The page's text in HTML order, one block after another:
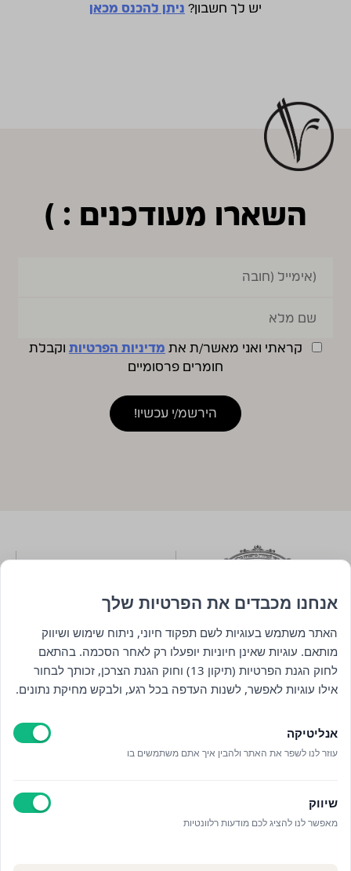
יש לך חשבון? ניתן להכנס מכאן
השארו מעודכנים : )
קראתי ואני מאשר/ת את מדיניות הפרטיות וקבלת
חומרים פרסומיים
ניווט
כללי
אנחנו מכבדים את הפרטיות שלך
האתר משתמש בעוגיות לשם תפקוד חיוני, ניתוח שימוש ושיווק
מותאם. עוגיות שאינן חיוניות יופעלו רק לאחר הסכמה. בהתאם
לחוק הגנת הפרטיות (תיקון 13) וחוק הגנת הצרכן, זכותך לבחור
אילו עוגיות לאפשר, לשנות העדפה בכל רגע, ולבקש מחיקת נתונים.
אנליטיקה
עוזר לנו לשפר את האתר ולהבין איך אתם משתמשים בו
שיווק
מאפשר לנו להציג לכם מודעות רלוונטיות